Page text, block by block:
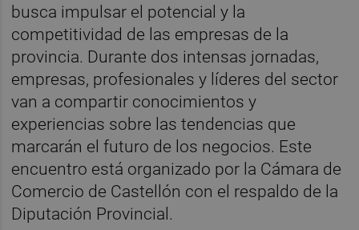
busca impulsar el potencial y la
competitividad de las empresas de la
provincia. Durante dos intensas jornadas,
empresas, profesionales y líderes del sector
van a compartir conocimientos y
experiencias sobre las tendencias que
marcarán el futuro de los negocios. Este
encuentro está organizado por la Cámara de
Comercio de Castellón con el respaldo de la
Diputación Provincial.